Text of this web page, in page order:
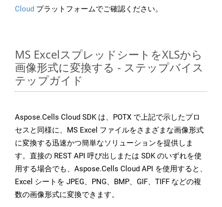
Cloud プラットフォームでご確認ください。
MS ExcelスプレッドシートをXLSから
画像形式に変換する - ステップバイス
テップガイド
Aspose.Cells Cloud SDK は、POTX で上記で示したプロ
セスと同様に、MS Excel ファイルをさまざまな画像形式
に変換する迅速かつ簡単なソリューションを提供しま
す。直接の REST API 呼び出しまたは SDK のいずれを使
用する場合でも、Aspose.Cells Cloud API を使用すると、
Excel シートを JPEG、PNG、BMP、GIF、TIFF などの複
数の画像形式に変換できます。